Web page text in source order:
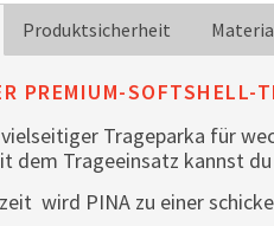
Produktsicherheit
PREMIUM-SOFTSHELL-
Trageparka für
dem Trageeinsatz kannst
wird PINA zu einer